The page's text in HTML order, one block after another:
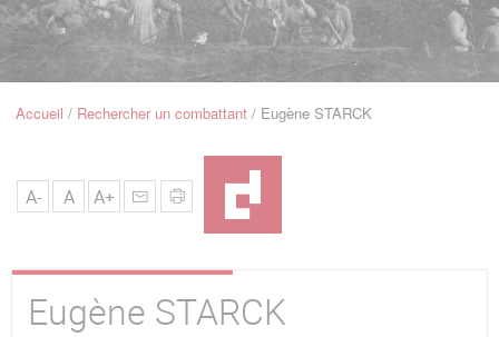
Navigation
FilAccueil Rechercher un combattant Eugène STARCK
A- A A+
Eugène STARCK